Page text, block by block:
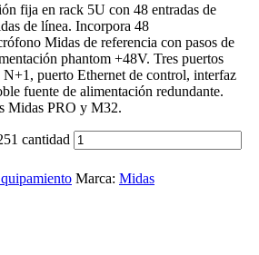
fija en rack 5U con 48 entradas de
de línea. Incorpora 48
Midas de referencia con pasos de
phantom +48V. Tres puertos
puerto Ethernet de control, interfaz
fuente de alimentación redundante.
Midas PRO y M32.
cantidad
Marca: Midas